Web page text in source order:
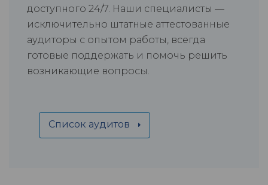
доступного 24/7. Наши специалисты —
исключительно штатные аттестованные
аудиторы с опытом работы, всегда
готовые поддержать и помочь решить
возникающие вопросы.
Список аудитов